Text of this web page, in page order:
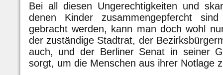
Bei all diesen Ungerechtigkeiten und
denen Kinder zusammengepfercht
gebracht werden, kann man doch wohl
der zuständige Stadtrat, der
auch, und der Berliner Senat in seiner
sorgt, um die Menschen aus ihrer Notlage